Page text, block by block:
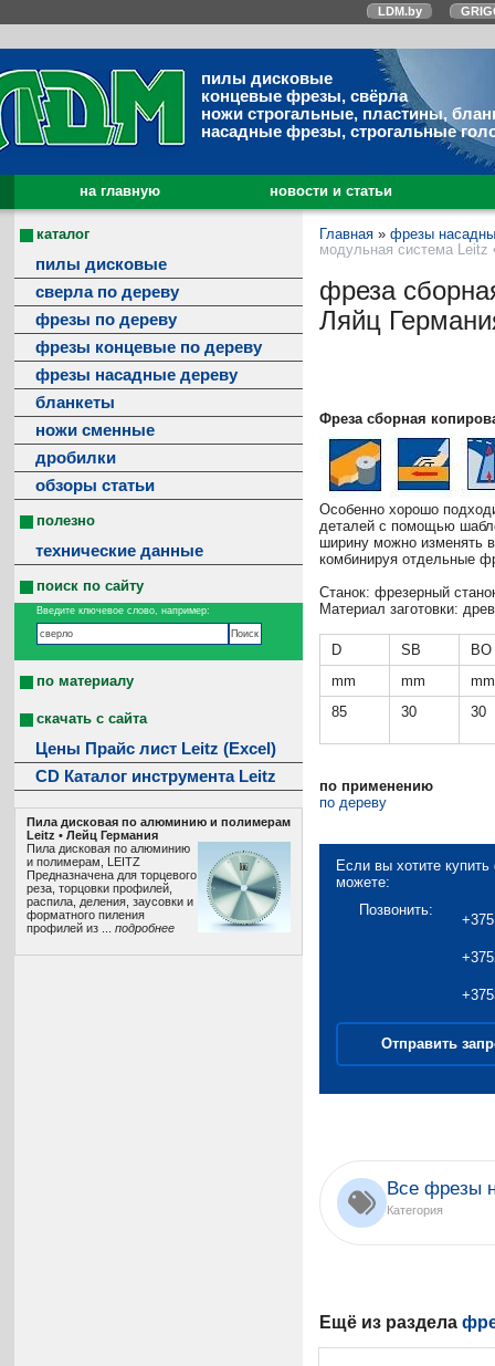
LDM.by
пилы дисковые
концевые фрезы, свёрла
ножи строгальные, пластины,
насадные фрезы, строгальные
на главную новости и статьи
каталог
пилы дисковые
сверла по дереву
фрезы по дереву
фрезы концевые по дереву
фрезы насадные дереву
бланкеты
ножи сменные
дробилки
обзоры статьи
полезно
технические данные
поиск по сайту
Введите ключевое слово, например:
по материалу
скачать с сайта
Цены Прайс лист Leitz (Excel)
CD Каталог инструмента Leitz
Пила дисковая по алюминию и полимерам
Leitz • Лeйц Германия
Пила дисковая по алюминию
и полимерам, LEITZ
Предназначена для торцевого
реза, торцовки профилей,
распила, деления, заусовки и
форматного пиления
профилей из ... подробнее
Главная » фрезы
модульная система Leitz
фреза
Ляйц
Фреза сборная
Особенно хорошо
деталей с помощью
ширину можно изменять
комбинируя отдельные
Станок: фрезерный
Материал заготовки:
D SB
BO
mm
mm
mm
85
30 30
по применению
по дереву
Если вы хотите
можете:
Позвонить:
Отправить
Все фрезы
Категория
Ещё из раздела